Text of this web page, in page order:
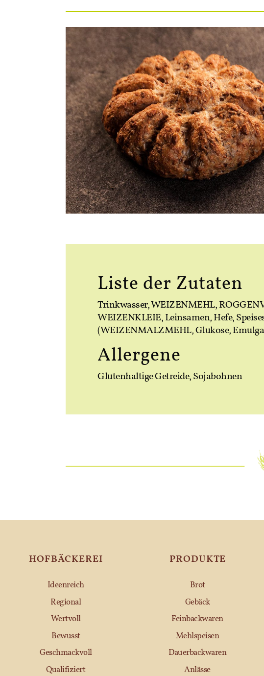
Liste der Zutaten
Trinkwasser, WEIZENMEHL,
WEIZENKLEIE, Leinsamen, Hefe,
(WEIZENMALZMEHL, Glukose,
Allergene
Glutenhaltige Getreide, Sojabohnen
HOFBÄCKEREI
Ideenreich
Regional
Wertvoll
Bewusst
Geschmackvoll
Qualifiziert
PRODUKTE
Brot
Gebäck
Feinbackwaren
Mehlspeisen
Dauerbackwaren
Anlässe